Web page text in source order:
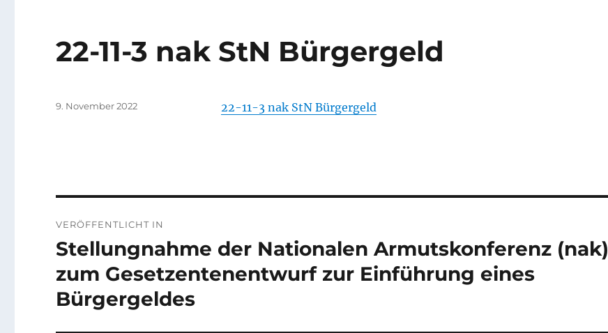
22-11-3 nak StN Bürgergeld
22-11-3 nak StN Bürgergeld
Veröffentlicht
9. November 2022
VERÖFFENTLICHT IN
Stellungnahme der Nationalen Armutskonferenz (nak)
zum Gesetzentenentwurf zur Einführung eines
Bürgergeldes